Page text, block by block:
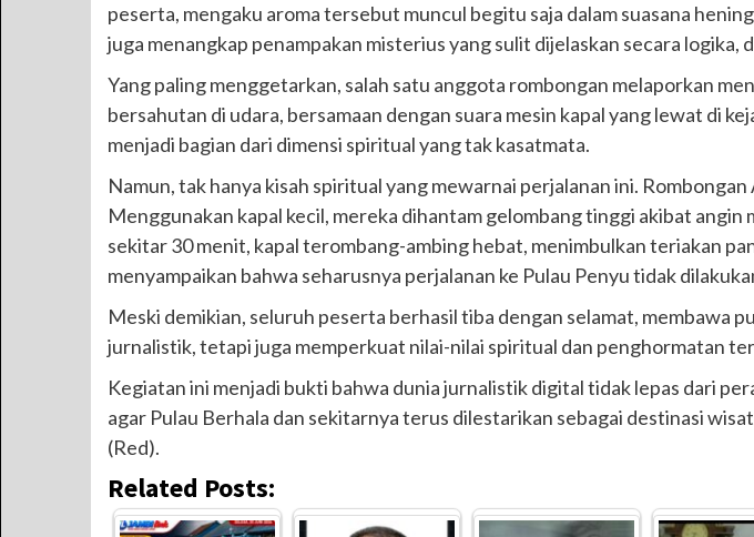
peserta, mengaku aroma tersebut muncul begitu saja dalam suasana
juga menangkap penampakan misterius yang sulit dijelaskan secara logika,
Yang paling menggetarkan, salah satu anggota rombongan melaporkan
bersahutan di udara, bersamaan dengan suara mesin kapal yang lewat di
menjadi bagian dari dimensi spiritual yang tak kasatmata.
Namun, tak hanya kisah spiritual yang mewarnai perjalanan ini.
Menggunakan kapal kecil, mereka dihantam gelombang tinggi akibat angin
sekitar 30 menit, kapal terombang-ambing hebat, menimbulkan teriakan
menyampaikan bahwa seharusnya perjalanan ke Pulau Penyu tidak
Meski demikian, seluruh peserta berhasil tiba dengan selamat, membawa
jurnalistik, tetapi juga memperkuat nilai-nilai spiritual dan penghormatan
Kegiatan ini menjadi bukti bahwa dunia jurnalistik digital tidak lepas dari
agar Pulau Berhala dan sekitarnya terus dilestarikan sebagai destinasi
(Red).
Related Posts: